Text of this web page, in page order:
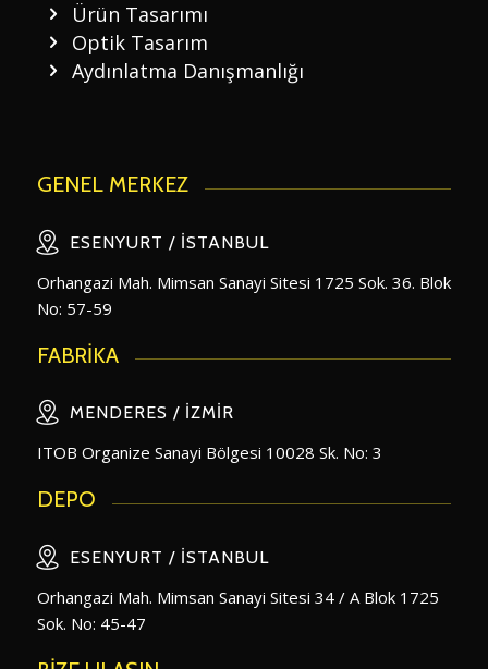
Ürün Tasarımı
Optik Tasarım
Aydınlatma Danışmanlığı
GENEL MERKEZ
ESENYURT / İSTANBUL
Orhangazi Mah. Mimsan Sanayi Sitesi 1725 Sok. 36. Blok
No: 57-59
FABRİKA
MENDERES / İZMIR
ITOB Organize Sanayi Bölgesi 10028 Sk. No: 3
DEPO
ESENYURT / İSTANBUL
Orhangazi Mah. Mimsan Sanayi Sitesi 34 / A Blok 1725
Sok. No: 45-47